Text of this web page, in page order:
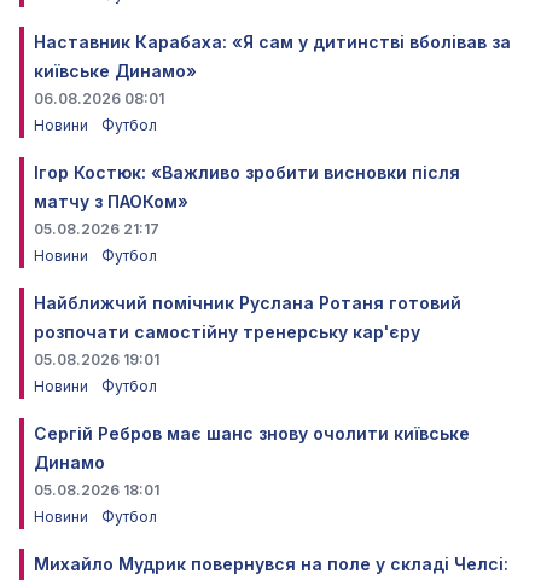
Наставник Карабаха: «Я сам у дитинстві вболівав за
київське Динамо»
06.08.2026 08:01
Новини
Футбол
Ігор Костюк: «Важливо зробити висновки після
матчу з ПАОКом»
05.08.2026 21:17
Новини
Футбол
Найближчий помічник Руслана Ротаня готовий
розпочати самостійну тренерську кар'єру
05.08.2026 19:01
Новини
Футбол
Сергій Ребров має шанс знову очолити київське
Динамо
05.08.2026 18:01
Новини
Футбол
Михайло Мудрик повернувся на поле у складі Челсі: